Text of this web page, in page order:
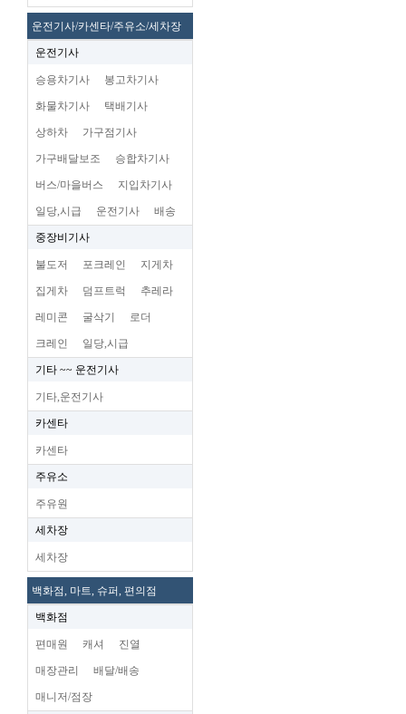
운전기사/카센타/주유소/세차장
운전기사
승용차기사 봉고차기사
화물차기사 택배기사
상하차 가구점기사
가구배달보조 승합차기사
버스/마을버스 지입차기사
일당,시급 운전기사 배송
중장비기사
불도저 포크레인 지게차
집게차 덤프트럭 추레라
레미콘 굴삭기 로더
크레인 일당,시급
기타 ~~ 운전기사
기타,운전기사
카센타
카센타
주유소
주유원
세차장
세차장
백화점, 마트, 슈퍼, 편의점
백화점
편매원 캐셔 진열
매장관리 배달/배송
매니저/점장